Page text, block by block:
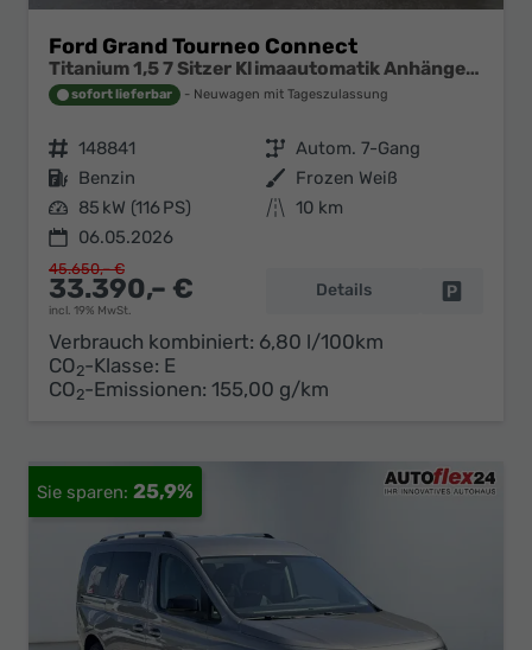
Ford Grand Tourneo Connect
Titanium 1,5 7 Sitzer Klimaautomatik Anhängerkupplung Sitzheizung Einparkhilfe Kamera 17 Zoll Leichtmetall ACC
sofort lieferbar Neuwagen mit Tageszulassung
Fahrzeugnr. 148841 Getriebe Autom. 7-Gang
Kraftstoff Benzin Außenfarbe Frozen Weiß
Leistung 85 kW (116 PS) Kilometerstand 10 km
06.05.2026
33.390,– €
incl. 19% MwSt.
45.650,– €
Details
Verbrauch kombiniert: 6,80 l/100km
CO2-Klasse: E
CO2-Emissionen: 155,00 g/km
25,9%